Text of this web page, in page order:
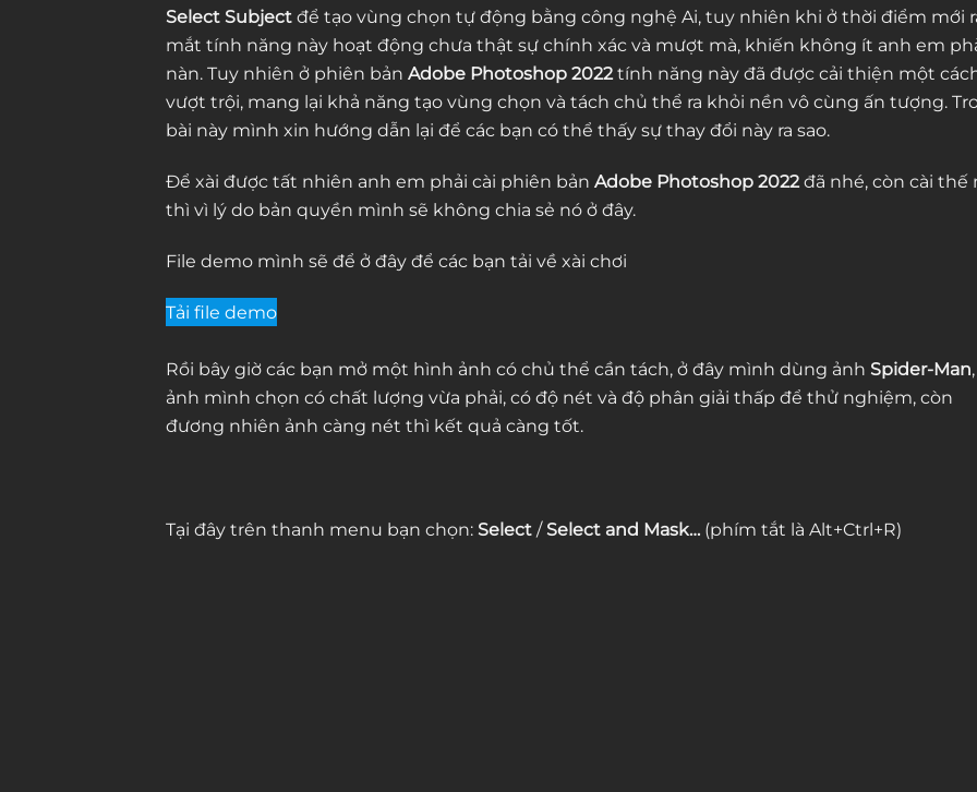
Select Subject để tạo vùng chọn tự động bằng công nghệ Ai, tuy nhiên khi ở thời điểm mới
mắt tính năng này hoạt động chưa thật sự chính xác và mượt mà, khiến không ít anh em
nàn. Tuy nhiên ở phiên bản Adobe Photoshop 2022 tính năng này đã được cải thiện một
vượt trội, mang lại khả năng tạo vùng chọn và tách chủ thể ra khỏi nền vô cùng ấn tượng.
bài này mình xin hướng dẫn lại để các bạn có thể thấy sự thay đổi này ra sao.
Để xài được tất nhiên anh em phải cài phiên bản Adobe Photoshop 2022đã nhé, còn cài thế
thì vì lý do bản quyền mình sẽ không chia sẻ nó ở đây.
File demo mình sẽ để ở đây để các bạn tải về xài chơi
Tải file demo
Rồi bây giờ các bạn mở một hình ảnh có chủ thể cần tách, ở đây mình dùng ảnh Spider-Man,
ảnh mình chọn có chất lượng vừa phải, có độ nét và độ phân giải thấp để thử nghiệm, còn
đương nhiên ảnh càng nét thì kết quả càng tốt.
Tại đây trên thanh menu bạn chọn: Select /Select and Mask… (phím tắt là Alt+Ctrl+R)